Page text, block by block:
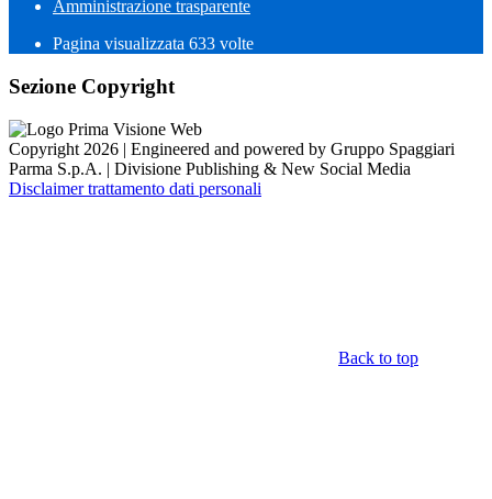
Amministrazione trasparente
Pagina visualizzata 633 volte
Sezione Copyright
Copyright 2026 | Engineered and powered by Gruppo Spaggiari
Parma S.p.A. | Divisione Publishing & New Social Media
Disclaimer trattamento dati personali
Back to top